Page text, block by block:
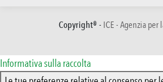
Copyright® - ICE - Agenzia
Informativa sulla raccolta